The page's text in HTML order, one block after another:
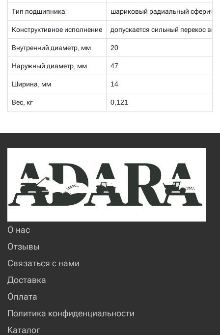
Тип подшипника шариковый радиальный
Конструктивное исполнение допускается сильный перекос
Внутренний диаметр, мм 20
Наружный диаметр, мм 47
Ширина, мм 14
Вес, кг 0,121
О нас
Отзывы
Связаться с нами
Доставка
Оплата
Политика конфиденциальности
Каталог